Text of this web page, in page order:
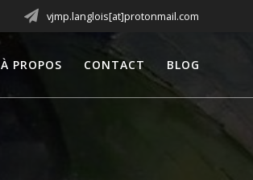
vjmp.langlois[at]protonmail.com
À PROPOS CONTACT BLOG